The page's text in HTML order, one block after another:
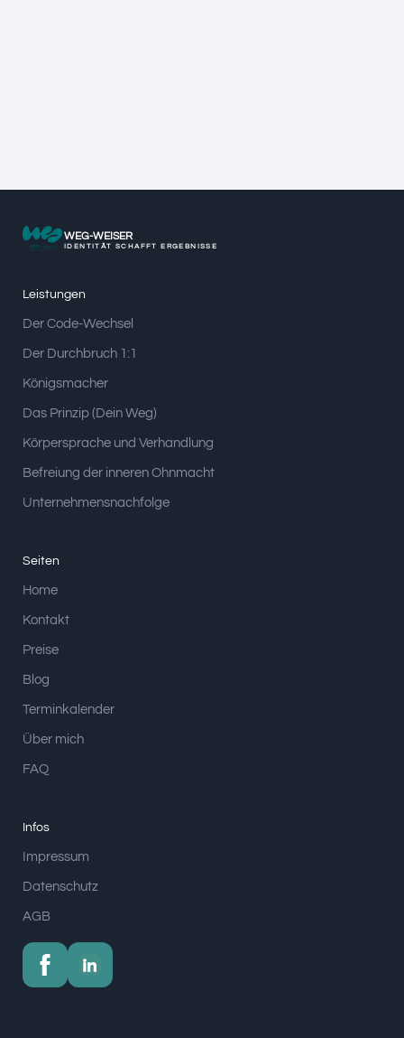
WEG-WEISER
IDENTITÄT SCHAFFT ERGEBNISSE
Leistungen
Der Code-Wechsel
Der Durchbruch 1:1
Königsmacher
Das Prinzip (Dein Weg)
Körpersprache und Verhandlung
Befreiung der inneren Ohnmacht
Unternehmensnachfolge
Seiten
Home
Kontakt
Preise
Blog
Terminkalender
Über mich
FAQ
Infos
Impressum
Datenschutz
AGB